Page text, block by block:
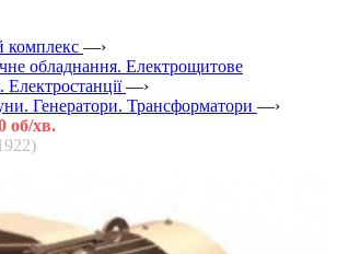
комплекс —›
обладнання. Електрощитове
Електростанції —›
Генератори. Трансформатори —›
об/хв.